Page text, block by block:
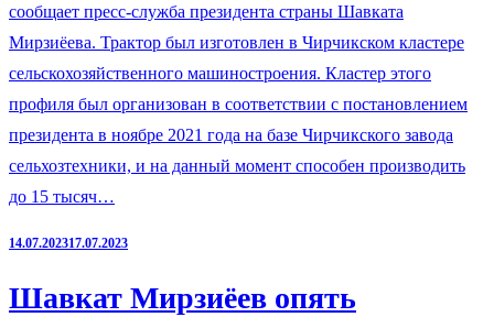
сообщает пресс-служба президента страны Шавката
Мирзиёева. Трактор был изготовлен в Чирчикском кластере
сельскохозяйственного машиностроения. Кластер этого
профиля был организован в соответствии с постановлением
президента в ноябре 2021 года на базе Чирчикского завода
сельхозтехники, и на данный момент способен производить
до 15 тысяч…
14.07.202317.07.2023
Шавкат Мирзиёев опять